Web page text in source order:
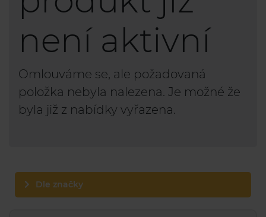
není aktivní
Omlouváme se, ale požadovaná
položka nebyla nalezena. Je možné že
byla již z nabídky vyřazena.
Dle značky